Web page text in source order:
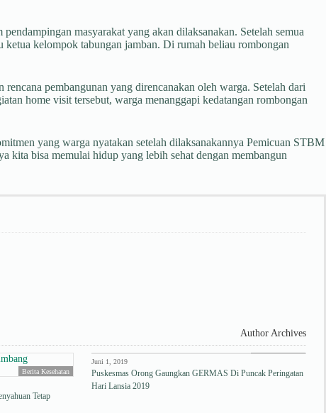
masyarakat yang akan dilaksanakan. Setelah semua
kelompok tabungan jamban. Di rumah beliau rombongan
pembangunan yang direncanakan oleh warga. Setelah dari
home visit tersebut, warga menanggapi kedatangan rombongan
yang warga nyatakan setelah dilaksanakannya Pemicuan STBM
kita bisa memulai hidup yang lebih sehat dengan membangun
Author Archives
Berita Kesehatan
Tetap
Juni 1, 2019
Puskesmas Orong Gaungkan GERMAS Di Puncak Peringatan
Hari Lansia 2019